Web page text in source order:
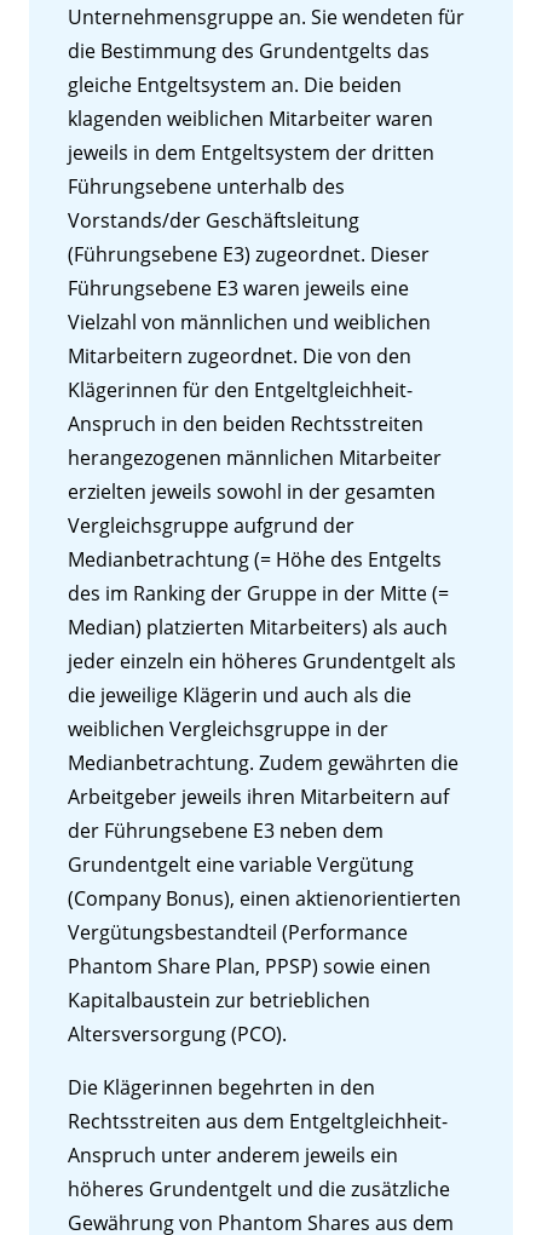
Unternehmensgruppe an. Sie wendeten für
die Bestimmung des Grundentgelts das
gleiche Entgeltsystem an. Die beiden
klagenden weiblichen Mitarbeiter waren
jeweils in dem Entgeltsystem der dritten
Führungsebene unterhalb des
Vorstands/der Geschäftsleitung
(Führungsebene E3) zugeordnet. Dieser
Führungsebene E3 waren jeweils eine
Vielzahl von männlichen und weiblichen
Mitarbeitern zugeordnet. Die von den
Klägerinnen für den Entgeltgleichheit-
Anspruch in den beiden Rechtsstreiten
herangezogenen männlichen Mitarbeiter
erzielten jeweils sowohl in der gesamten
Vergleichsgruppe aufgrund der
Medianbetrachtung (= Höhe des Entgelts
des im Ranking der Gruppe in der Mitte (=
Median) platzierten Mitarbeiters) als auch
jeder einzeln ein höheres Grundentgelt als
die jeweilige Klägerin und auch als die
weiblichen Vergleichsgruppe in der
Medianbetrachtung. Zudem gewährten die
Arbeitgeber jeweils ihren Mitarbeitern auf
der Führungsebene E3 neben dem
Grundentgelt eine variable Vergütung
(Company Bonus), einen aktienorientierten
Vergütungsbestandteil (Performance
Phantom Share Plan, PPSP) sowie einen
Kapitalbaustein zur betrieblichen
Altersversorgung (PCO).
Die Klägerinnen begehrten in den
Rechtsstreiten aus dem Entgeltgleichheit-
Anspruch unter anderem jeweils ein
höheres Grundentgelt und die zusätzliche
Gewährung von Phantom Shares aus dem